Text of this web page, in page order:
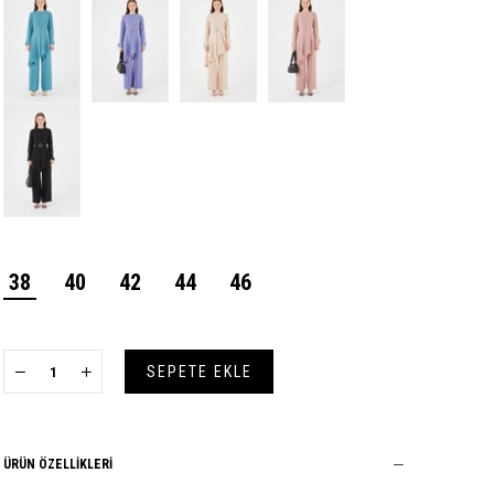
38 40 42 44 46
ÜRÜN ÖZELLIKLERI